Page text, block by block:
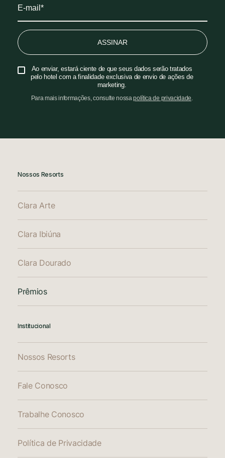
ASSINAR
Ao enviar, estará ciente de que seus dados serão tratados
pelo hotel com a finalidade exclusiva de envio de ações de
marketing.
Para mais informações, consulte nossapolítica de privacidade.
Nossos Resorts
Clara Arte
Clara Ibiúna
Clara Dourado
Prêmios
Institucional
Nossos Resorts
Fale Conosco
Trabalhe Conosco
Política de Privacidade